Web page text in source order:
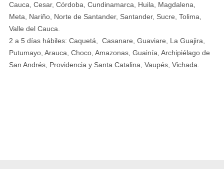
Cauca, Cesar, Córdoba, Cundinamarca, Huila, Magdalena,
Meta, Nariño, Norte de Santander, Santander, Sucre, Tolima,
Valle del Cauca.
2 a 5 días hábiles: Caquetá, Casanare, Guaviare, La Guajira,
Putumayo, Arauca, Choco, Amazonas, Guainía, Archipiélago de
San Andrés, Providencia y Santa Catalina, Vaupés, Vichada.